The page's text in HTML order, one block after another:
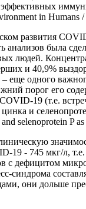
эффективных
in Humans
развития
была
людей.
и 40,9%
одного
порог его
19 (т.е.
и
selenoprotein P
19 - 745 мкг/л,
дефицитом
синдрома
они дольше